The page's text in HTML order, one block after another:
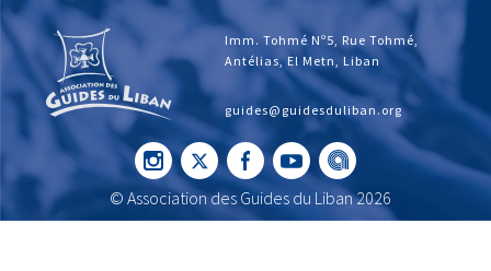
Imm. Tohmé Nº5, Rue Tohmé,
Antélias, El Metn, Liban
guides@guidesduliban.org
© Association des Guides du Liban 2026